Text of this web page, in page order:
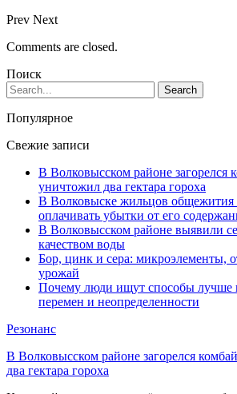
Prev Next
Comments are closed.
Поиск
Популярное
Свежие записи
В Волковысском районе загорелся
уничтожил два гектара гороха
В Волковыске жильцов общежития
оплачивать убытки от его
В Волковысском районе выявили
качеством воды
Бор, цинк и сера: микроэлементы,
урожай
Почему люди ищут способы лучше
перемен и неопределенности
Резонанс
В Волковысском районе загорелся
два гектара гороха